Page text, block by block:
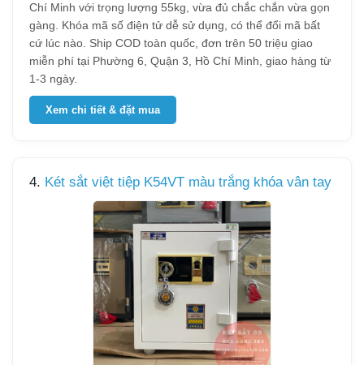
Chí Minh với trọng lượng 55kg, vừa đủ chắc chắn vừa gọn
gàng. Khóa mã số điện tử dễ sử dụng, có thể đổi mã bất
cứ lúc nào. Ship COD toàn quốc, đơn trên 50 triệu giao
miễn phí tại Phường 6, Quận 3, Hồ Chí Minh, giao hàng từ
1-3 ngày.
Xem chi tiết & đặt mua
4. Két sắt việt tiệp K54VT màu trắng khóa vân tay